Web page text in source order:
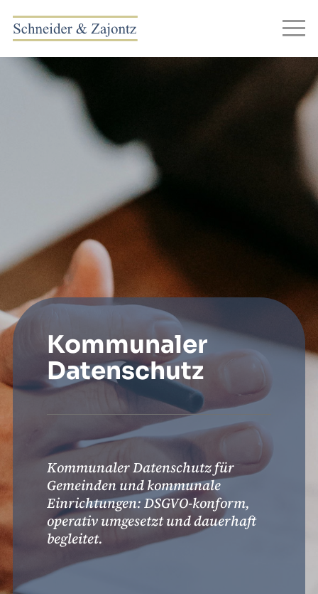
Kommunaler
Datenschutz
Kommunaler Datenschutz für
Gemeinden und kommunale
Einrichtungen: DSGVO-konform,
operativ umgesetzt und dauerhaft
begleitet.